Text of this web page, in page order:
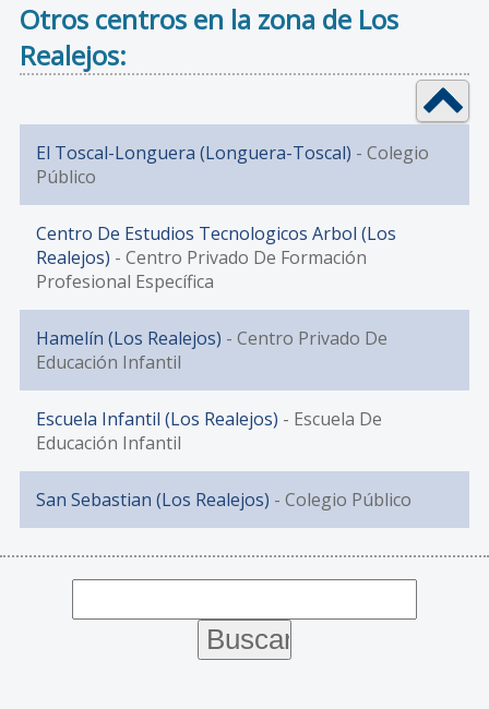
Otros centros en la zona de Los
Realejos:
El Toscal-Longuera (Longuera-Toscal) - Colegio
Público
Centro De Estudios Tecnologicos Arbol (Los
Realejos) - Centro Privado De Formación
Profesional Específica
Hamelín (Los Realejos) - Centro Privado De
Educación Infantil
Escuela Infantil (Los Realejos) - Escuela De
Educación Infantil
San Sebastian (Los Realejos) - Colegio Público